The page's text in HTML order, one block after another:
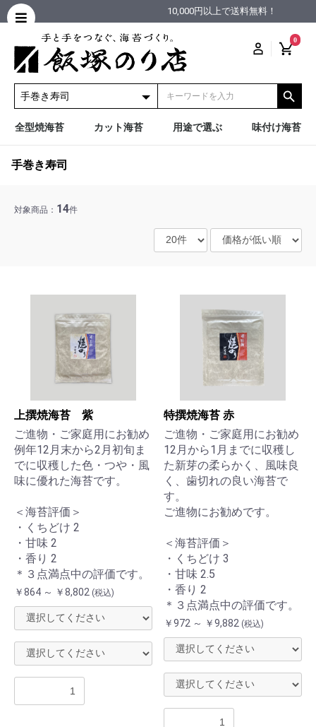
10,000円以上で送料無料！
0
全型焼海苔 カット海苔 用途で選ぶ 味付け海苔
手巻き寿司
対象商品： 14件
上撰焼海苔 紫
ご進物・ご家庭用にお勧め
例年12月末から2月初旬ま
でに収穫した色・つや・風
味に優れた海苔です。
＜海苔評価＞
・くちどけ 2
・甘味 2
・香り 2
＊３点満点中の評価です。
￥864 ～ ￥8,802 (税込)
特撰焼海苔 赤
ご進物・ご家庭用にお勧め
12月から1月までに収穫し
た新芽の柔らかく、風味良
く、歯切れの良い海苔で
す。
ご進物にお勧めです。
＜海苔評価＞
・くちどけ 3
・甘味 2.5
・香り 2
＊３点満点中の評価です。
￥972 ～ ￥9,882 (税込)